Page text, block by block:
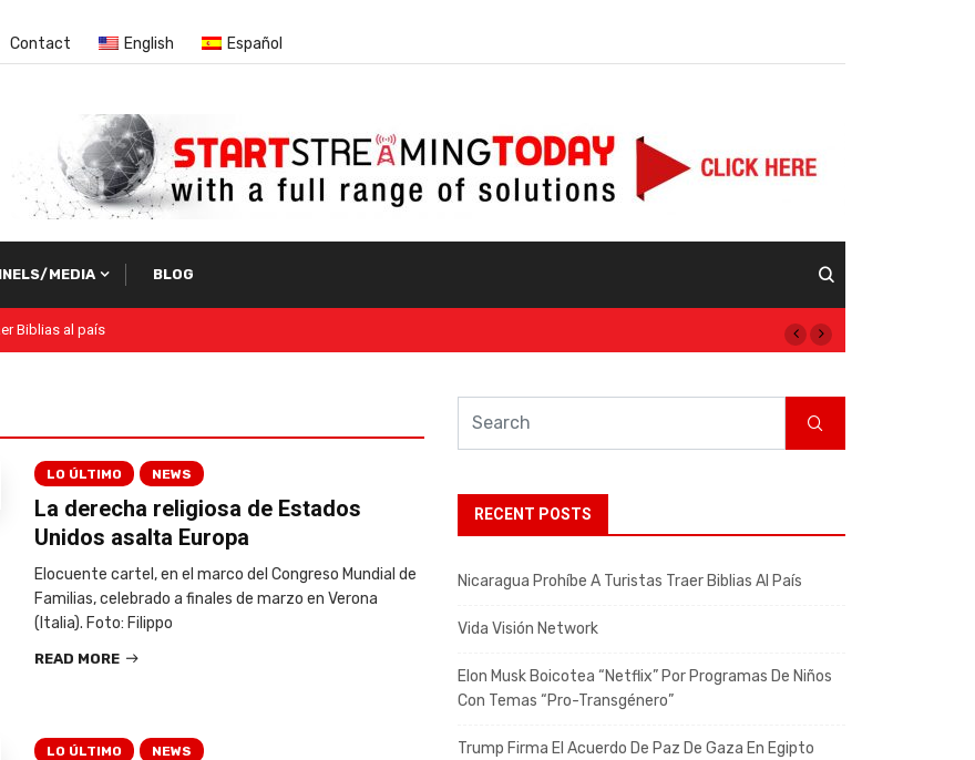
Contact English Español
MEDIA BLOG
LO ÚLTIMO NEWS
La derecha religiosa de Estados
Unidos asalta Europa
Elocuente cartel, en el marco del Congreso Mundial de
Familias, celebrado a finales de marzo en Verona
(Italia). Foto: Filippo
READ MORE
LO ÚLTIMO NEWS
RECENT POSTS
Nicaragua Prohíbe A Turistas Traer Biblias Al País
Vida Visión Network
Elon Musk Boicotea “Netflix” Por Programas De Niños
Con Temas “pro-Transgénero”
Trump Firma El Acuerdo De Paz De Gaza En Egipto